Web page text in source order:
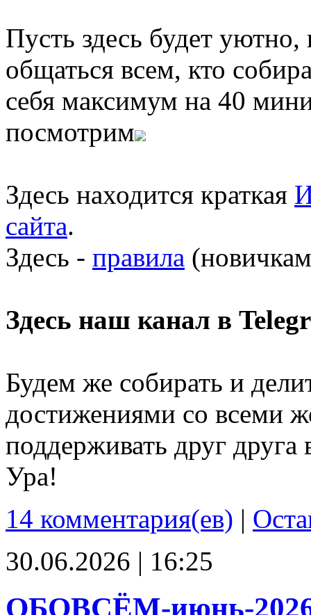
Пусть здесь будет
общаться всем, кто
себя максимум на 40
посмотрим
Здесь находится краткая
сайта.
Здесь - правила
Здесь наш канал в
Будем же собирать и
достижениями со всеми
поддерживать друг
Ура!
14 комментария(ев) |
30.06.2026 | 16:25
ОБОВСЁМ-июнь-